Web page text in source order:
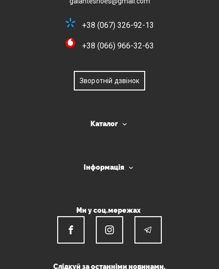
+38 (067) 326-92-13
+38 (066) 966-32-63
Зворотній дзвінок
Каталог
Інформація
Ми у соц.мережах
Слідкуй за останніми новинами.